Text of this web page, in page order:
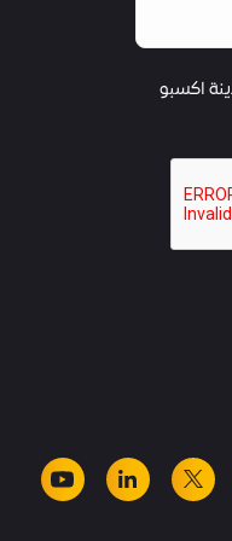
اكسبو
x
linkedin